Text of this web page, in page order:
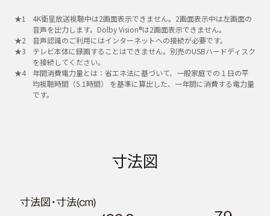
4K衛星放送視聴中は2画面表示できません。2画面表示中は左画面の
音声を出力します。Dolby Vision®は2画面表示できません。
音声認識のご利用にはインターネットへの接続が必要です。
テレビ本体に録画することはできません。別売のUSBハードディスク
を接続してください。
年間消費電力量とは：省エネ法に基づいて、一般家庭での１日の平
均視聴時間（5.1時間） を基準に算出した、一年間に消費する電力量
です。
寸法図